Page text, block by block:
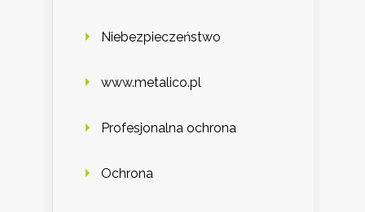
Niebezpieczeństwo
www.metalico.pl
Profesjonalna ochrona
Ochrona